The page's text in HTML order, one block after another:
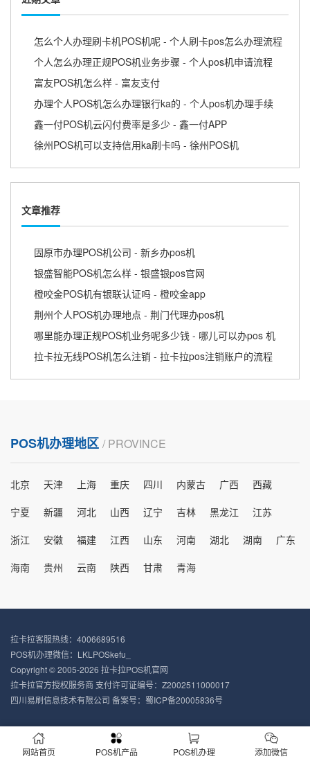
怎么个人办理刷卡机POS机呢 - 个人刷卡pos怎么办理流程
个人怎么办理正规POS机业务步骤 - 个人pos机申请流程
富友POS机怎么样 - 富友支付
办理个人POS机怎么办理银行ka的 - 个人pos机办理手续
鑫一付POS机云闪付费率是多少 - 鑫一付APP
徐州POS机可以支持信用ka刷卡吗 - 徐州POS机
文章推荐
固原市办理POS机公司 - 新乡办pos机
银盛智能POS机怎么样 - 银盛银pos官网
橙咬金POS机有银联认证吗 - 橙咬金app
荆州个人POS机办理地点 - 荆门代理办pos机
哪里能办理正规POS机业务呢多少钱 - 哪儿可以办pos 机
拉卡拉无线POS机怎么注销 - 拉卡拉pos注销账户的流程
POS机办理地区 / PROVINCE
北京 天津 上海 重庆 四川 内蒙古 广西
西藏
宁夏
新疆 河北 山西 辽宁 吉林 黑龙江
江苏
浙江
安徽 福建 江西 山东 河南 湖北 湖南
广东
海南
贵州 云南 陕西 甘肃 青海
拉卡拉客服热线：4006689516
POS机办理微信：LKLPOSkefu_
Copyright © 2005-2026 拉卡拉POS机官网
拉卡拉官方授权服务商 支付许可证编号：Z2002511000017
四川易刷信息技术有限公司 备案号： 蜀ICP备20005836号
网站首页 POS机产品 POS机办理 添加微信